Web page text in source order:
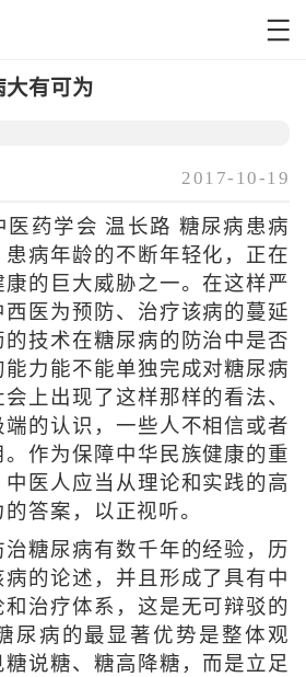
大有可为
2017-10-19
药学会 温长路 糖尿病患病
病年龄的不断年轻化，正在
的巨大威胁之一。在这样严
医为预防、治疗该病的蔓延
技术在糖尿病的防治中是否
力能不能单独完成对糖尿病
上出现了这样那样的看法、
的认识，一些人不相信或者
作为保障中华民族健康的重
医人应当从理论和实践的高
答案，以正视听。
尿病有数千年的经验，历
的论述，并且形成了具有中
和治疗体系，这是无可辩驳的
尿病的最显著优势是整体观
说糖、糖高降糖，而是立足